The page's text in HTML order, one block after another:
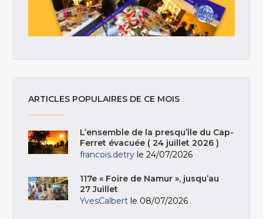
ARTICLES POPULAIRES DE CE MOIS
L’ensemble de la presqu’île du Cap-
Ferret évacuée ( 24 juillet 2026 )
francois.detry le 24/07/2026
117e « Foire de Namur », jusqu’au
27 Juillet
YvesCalbert le 08/07/2026